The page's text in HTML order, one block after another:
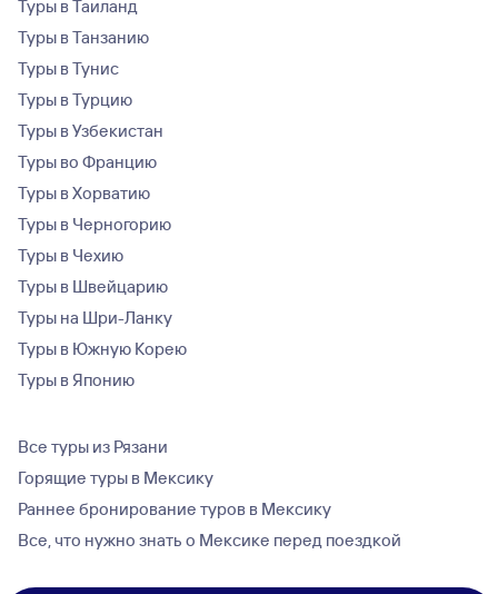
Туры в Таиланд
Туры в Танзанию
Туры в Тунис
Туры в Турцию
Туры в Узбекистан
Туры во Францию
Туры в Хорватию
Туры в Черногорию
Туры в Чехию
Туры в Швейцарию
Туры на Шри-Ланку
Туры в Южную Корею
Туры в Японию
Все туры из Рязани
Горящие туры в Мексику
Раннее бронирование туров в Мексику
Все, что нужно знать о Мексике перед поездкой